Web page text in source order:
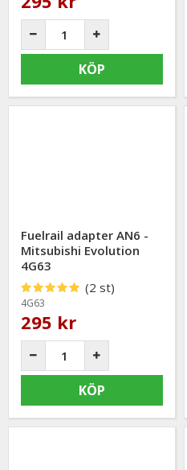
KÖP
Fuelrail adapter AN6 -
Mitsubishi Evolution
4G63
(2 st)
4G63
295 kr
KÖP